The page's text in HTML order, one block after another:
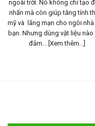
ngoài trời. Nó không chỉ tạo
nhấn mà còn giúp tăng tính
mỹ và lãng mạn cho ngôi nhà
bạn. Nhưng dùng vật liệu nào
đảm...
[Xem thêm...]